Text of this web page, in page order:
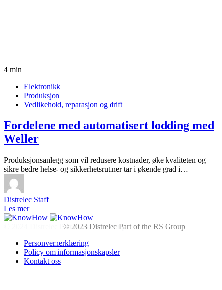
4 min
Elektronikk
Produksjon
Vedlikehold, reparasjon og drift
Fordelene med automatisert lodding med
Weller
Produksjonsanlegg som vil redusere kostnader, øke kvaliteten og
sikre bedre helse- og sikkerhetsrutiner tar i økende grad i…
Distrelec Staff
Les mer
Distrelec Part of the RS Group
Personvernerklæring
Policy om informasjonskapsler
Kontakt oss